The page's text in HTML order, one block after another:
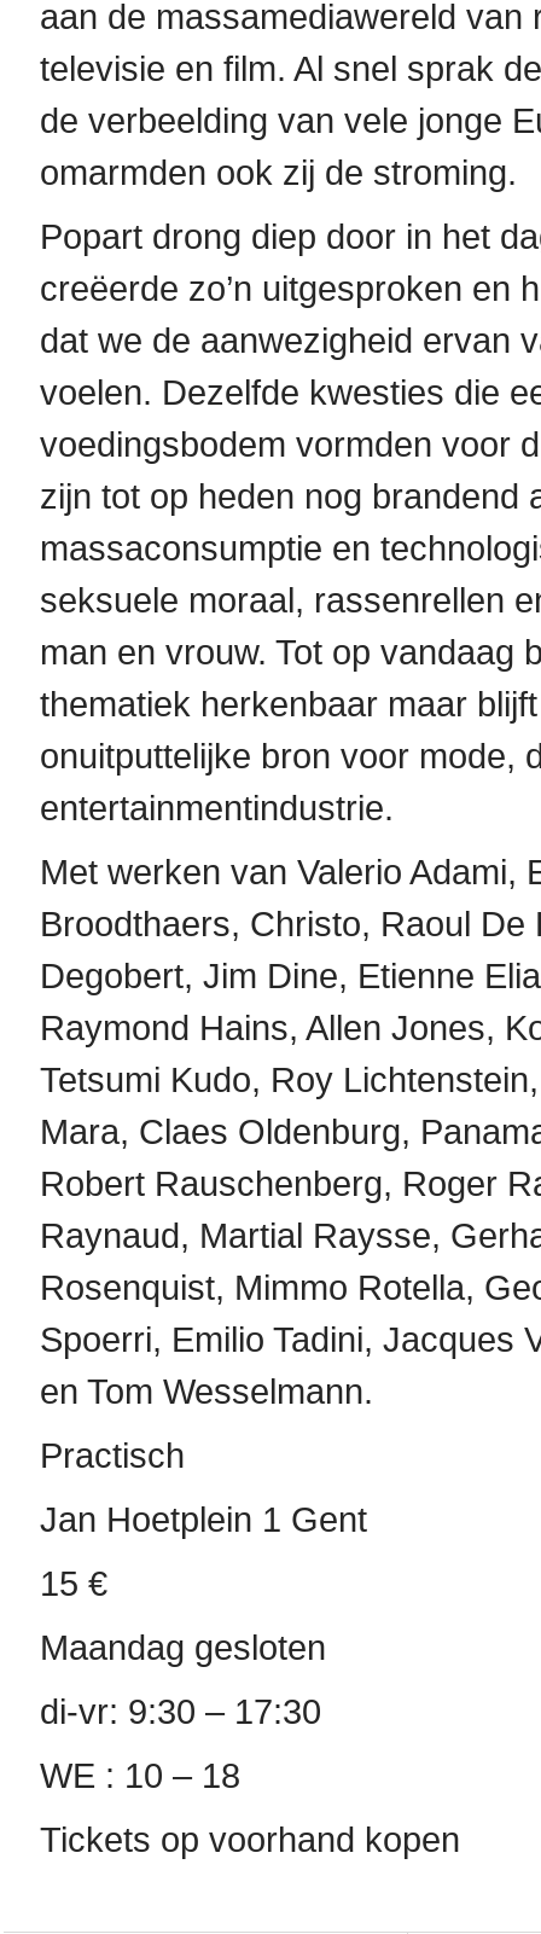
aan de massamediawereld van
televisie en film. Al snel sprak
de verbeelding van vele jonge
omarmden ook zij de stroming.
Popart drong diep door in het
creëerde zo’n uitgesproken en
dat we de aanwezigheid ervan
voelen. Dezelfde kwesties die
voedingsbodem vormden voor
zijn tot op heden nog brandend
massaconsumptie en
seksuele moraal, rassenrellen
man en vrouw. Tot op vandaag
thematiek herkenbaar maar
onuitputtelijke bron voor mode,
entertainmentindustrie.
Met werken van Valerio Adami,
Broodthaers, Christo, Raoul De
Degobert, Jim Dine, Etienne
Raymond Hains, Allen Jones,
Tetsumi Kudo, Roy
Mara, Claes Oldenburg,
Robert Rauschenberg, Roger
Raynaud, Martial Raysse,
Rosenquist, Mimmo Rotella,
Spoerri, Emilio Tadini, Jacques
en Tom Wesselmann.
Practisch
Jan Hoetplein 1 Gent
15 €
Maandag gesloten
di-vr: 9:30 – 17:30
WE : 10 – 18
Tickets op voorhand kopen